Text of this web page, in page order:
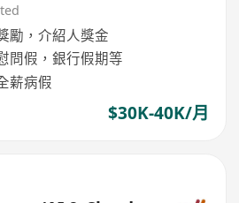
勵，介紹人獎金
問假，銀行假期等
薪病假
$30K-40K/月